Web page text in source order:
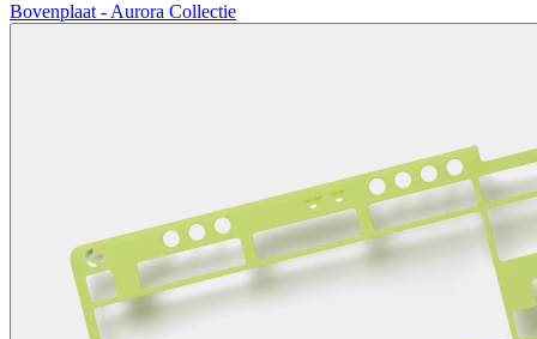
Bovenplaat - Aurora Collectie